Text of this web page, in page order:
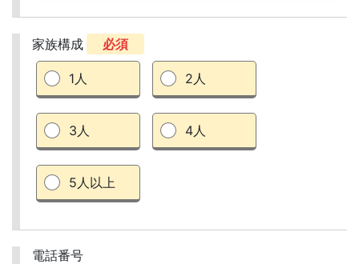
家族構成 必須
1人 2人
3人 4人
5人以上
電話番号